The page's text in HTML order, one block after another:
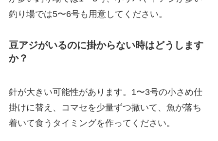
釣り場では5〜6号も用意してください。
豆アジがいるのに掛からない時はどうします
か？
針が大きい可能性があります。1〜3号の小さめ仕
掛けに替え、コマセを少量ずつ撒いて、魚が落ち
着いて食うタイミングを作ってください。